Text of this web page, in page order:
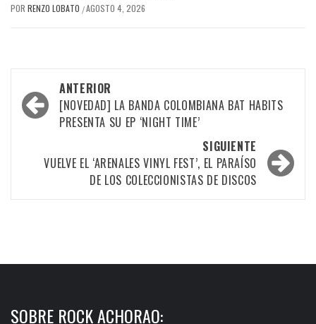
POR RENZO LOBATO /AGOSTO 4, 2026
Navegación
por
entradas
ANTERIOR
[NOVEDAD] LA BANDA COLOMBIANA BAT HABITS
PRESENTA SU EP ‘NIGHT TIME’
SIGUIENTE
VUELVE EL ‘ARENALES VINYL FEST’, EL PARAÍSO
DE LOS COLECCIONISTAS DE DISCOS
SOBRE ROCK ACHORAO: